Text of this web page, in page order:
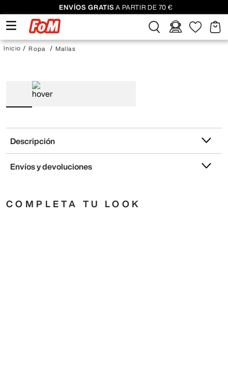
ENVÍOS GRATIS A PARTIR DE 70 €
Ropa Mallas
Descripción
Envíos y devoluciones
COMPLETA TU LOOK